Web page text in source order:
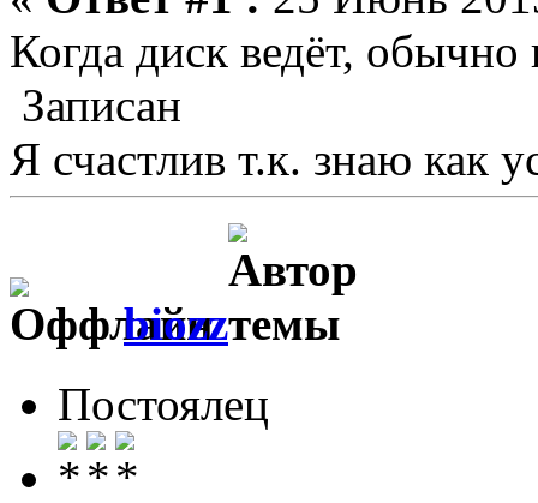
Когда диск ведёт, обычно
Записан
Я счастлив т.к. знаю как
biozz
Постоялец